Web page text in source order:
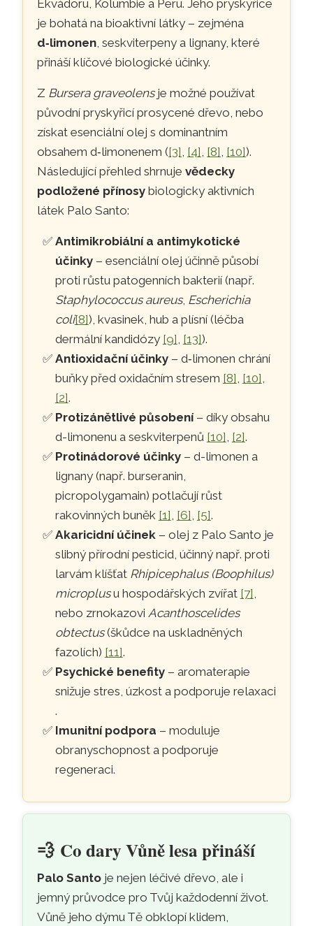
Ekvádoru, Kolumbie a Peru. Jeho pryskyřice
je bohatá na bioaktivní látky – zejména
d‑limonen, seskviterpeny a lignany, které
přináší klíčové biologické účinky.
Z Bursera graveolensje možné používat
původní pryskyřicí prosycené dřevo, nebo
získat esenciální olej s dominantním
obsahem d‑limonenem ([3], [4], [8], [10]).
Následující přehled shrnujevědecky
podložené přínosy biologicky aktivních
látek Palo Santo:
Antimikrobiální a antimykotické
účinky– esenciální olej účinně působí
proti růstu patogenních bakterií (např.
Staphylococcus aureus, Escherichia
coli[8]), kvasinek, hub a plísní (léčba
dermální kandidózy [9], [13]).
Antioxidační účinky– d‑limonen chrání
buňky před oxidačním stresem [8], [10],
[2].
Protizánětlivé působení– díky obsahu
d-limonenu a seskviterpenů [10], [2].
Protinádorové účinky– d-limonen a
lignany (např. burseranin,
picropolygamain) potlačují růst
rakovinných buněk [1], [6], [5].
Akaricidní účinek– olej z Palo Santo je
slibný přírodní pesticid, účinný např. proti
larvám klíšťat Rhipicephalus (Boophilus)
microplusu hospodářských zvířat [7],
nebo zrnokazovi Acanthoscelides
obtectus(škůdce na uskladněných
fazolích) [11].
Psychické benefity– aromaterapie
snižuje stres, úzkost a podporuje relaxaci
.
Imunitní podpora – moduluje
obranyschopnost a podporuje
regeneraci.
💨 Co dary Vůně lesa přináší
Palo Santo je nejen léčivé dřevo, ale i
jemný průvodce pro Tvůj každodenní život.
Vůně jeho dýmu Tě obklopí klidem,